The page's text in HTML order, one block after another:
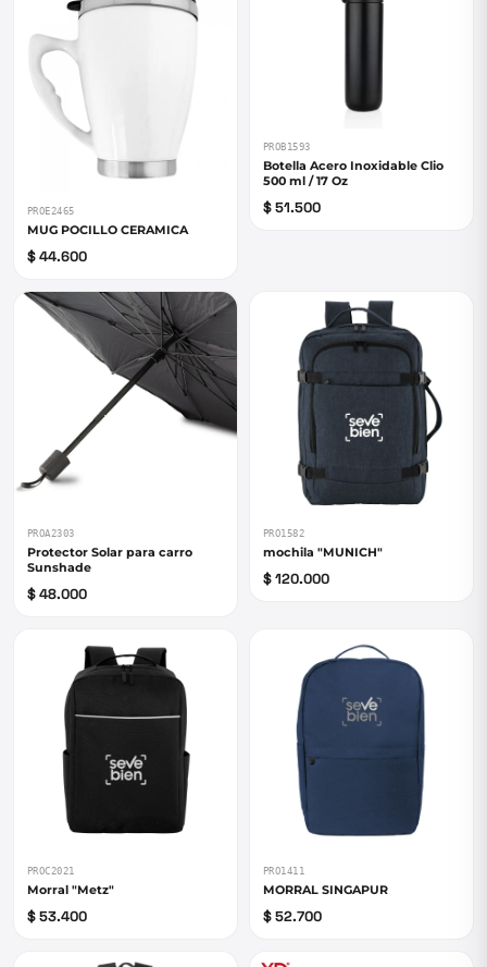
PROE2465
MUG POCILLO CERAMICA
$ 44.600
PROB1593
Botella Acero Inoxidable Clio
500 ml / 17 Oz
$ 51.500
PROA2303
Protector Solar para carro
Sunshade
$ 48.000
PRO1582
mochila "MUNICH"
$ 120.000
PROC2021
Morral "Metz"
$ 53.400
PRO1411
MORRAL SINGAPUR
$ 52.700